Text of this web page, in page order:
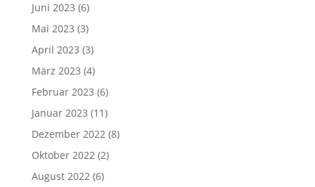
Juni 2023 (6)
Mai 2023 (3)
April 2023 (3)
März 2023 (4)
Februar 2023 (6)
Januar 2023 (11)
Dezember 2022(8)
Oktober 2022(2)
August 2022(6)